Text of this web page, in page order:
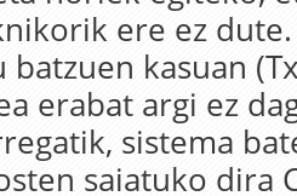
ere ez
batzuen kasuan
erabat argi ez
sistema
saiatuko dira